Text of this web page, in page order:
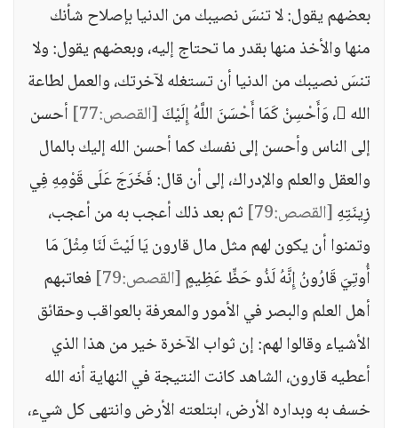
بعضهم يقول: لا تنسَ نصيبك من الدنيا بإصلاح شأنك
منها والأخذ منها بقدر ما تحتاج إليه، وبعضهم يقول: ولا
تنسَ نصيبك من الدنيا أن تستغله لآخرتك، والعمل لطاعة
الله ، وَأَحْسِنْ كَمَا أَحْسَنَ اللَّهُ إِلَيْكَ
[القصص:77]
أحسن
إلى الناس وأحسن إلى نفسك كما أحسن الله إليك بالمال
والعقل والعلم والإدراك، إلى أن قال: فَخَرَجَ عَلَى قَوْمِهِ فِي
زِينَتِهِ[القصص:79]
ثم بعد ذلك أعجب به من أعجب،
وتمنوا أن يكون لهم مثل مال قارون يَا لَيْتَ لَنَا مِثْلَ مَا
أُوتِيَ قَارُونُ إِنَّهُ لَذُو حَظٍّ عَظِيمٍ[القصص:79]
فعاتبهم
أهل العلم والبصر في الأمور والمعرفة بالعواقب وحقائق
الأشياء وقالوا لهم: إن ثواب الآخرة خير من هذا الذي
أعطيه قارون، الشاهد كانت النتيجة في النهاية أنه الله
خسف به وبداره الأرض، ابتلعته الأرض وانتهى كل شيء،